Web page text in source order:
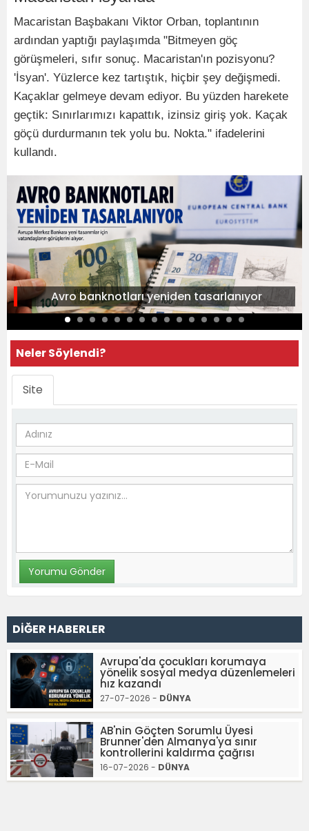
Macaristan Başbakanı Viktor Orban, toplantının
ardından yaptığı paylaşımda "Bitmeyen göç
görüşmeleri, sıfır sonuç. Macaristan'ın pozisyonu?
'İsyan'. Yüzlerce kez tartıştık, hiçbir şey değişmedi.
Kaçaklar gelmeye devam ediyor. Bu yüzden harekete
geçtik: Sınırlarımızı kapattık, izinsiz giriş yok. Kaçak
göçü durdurmanın tek yolu bu. Nokta." ifadelerini
kullandı.
Avro banknotları yeniden tasarlanıyor
Neler Söylendi?
Site
DİĞER HABERLER
Avrupa'da çocukları korumaya
yönelik sosyal medya düzenlemeleri
hız kazandı
27-07-2026 - DÜNYA
AB'nin Göçten Sorumlu Üyesi
Brunner'den Almanya'ya sınır
kontrollerini kaldırma çağrısı
16-07-2026 - DÜNYA